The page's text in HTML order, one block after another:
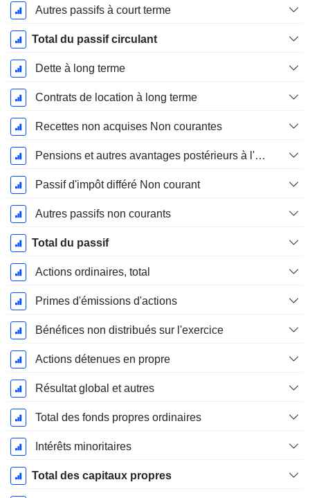
Autres passifs à court terme
Total du passif circulant
Dette à long terme
Contrats de location à long terme
Recettes non acquises Non courantes
Pensions et autres avantages postérieurs à l'emploi
Passif d'impôt différé Non courant
Autres passifs non courants
Total du passif
Actions ordinaires, total
Primes d'émissions d'actions
Bénéfices non distribués sur l'exercice
Actions détenues en propre
Résultat global et autres
Total des fonds propres ordinaires
Intérêts minoritaires
Total des capitaux propres